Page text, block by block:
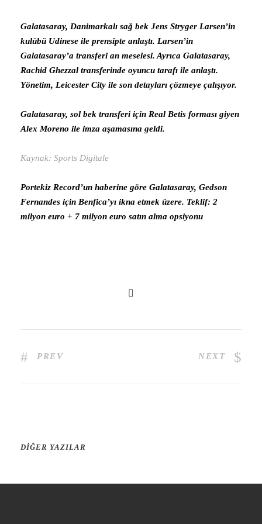
Galatasaray, Danimarkalı sağ bek Jens Stryger Larsen’in
kulübü Udinese ile prensipte anlaştı. Larsen’in
Galatasaray’a transferi an meselesi. Ayrıca Galatasaray,
Rachid Ghezzal transferinde oyuncu tarafı ile anlaştı.
Yönetim, Leicester City ile son detayları çözmeye çalışıyor.
Galatasaray, sol bek transferi için Real Betis forması giyen
Alex Moreno ile imza aşamasına geldi.
Kaynak: Sports Digitale
Portekiz Record’un haberine göre Galatasaray, Gedson
Fernandes için Benfica’yı ikna etmek üzere. Teklif: 2
milyon euro + 7 milyon euro satın alma opsiyonu
PREV NEXT
DIĞER YAZILAR